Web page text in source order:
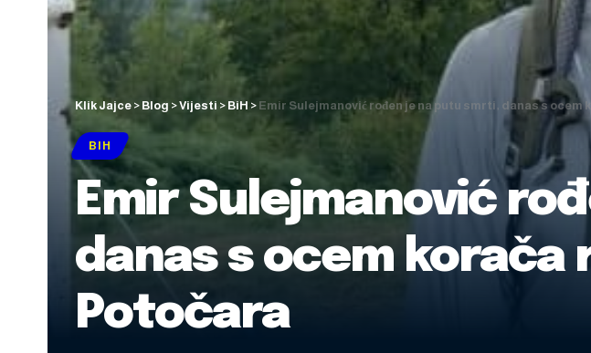
Klik Jajce > Blog >Vijesti > BiH > Emir Sulejmanović rođen je na putu smrti, danas s ocem
BIH
Emir Sulejmanović
danas s ocem
Potočara